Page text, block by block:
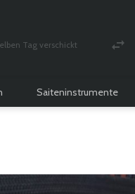
Tag verschickt
Saiteninstrumente